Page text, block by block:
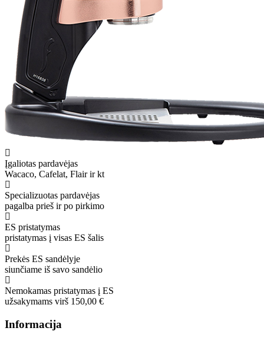
Įgaliotas pardavėjas
Wacaco, Cafelat, Flair ir kt
Specializuotas pardavėjas
pagalba prieš ir po pirkimo
ES pristatymas
pristatymas į visas ES šalis
Prekės ES sandėlyje
siunčiame iš savo sandėlio
Nemokamas pristatymas į ES
užsakymams virš 150,00 €
Informacija